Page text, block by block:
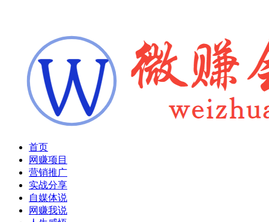
首页
网赚项目
营销推广
实战分享
自媒体说
网赚我说